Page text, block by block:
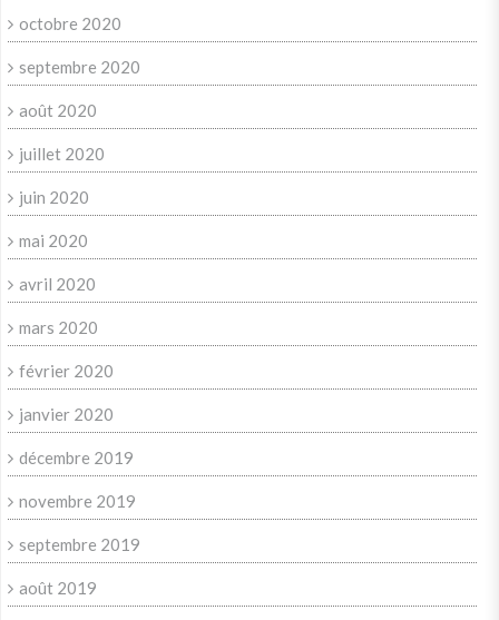
octobre 2020
septembre 2020
août 2020
juillet 2020
juin 2020
mai 2020
avril 2020
mars 2020
février 2020
janvier 2020
décembre 2019
novembre 2019
septembre 2019
août 2019